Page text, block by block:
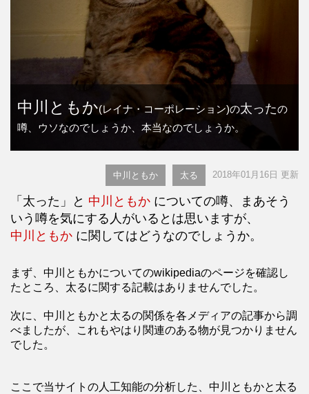
中川ともか(レイナ・コーポレーション)の太ったの
噂、ウソなのでしょうか、本当なのでしょうか。
中川ともか 太る 2018年01月16日 更新
「太った」と 中川ともか についての噂、まあそう
いう噂を気にする人がいるとは思いますが、
中川ともか に関してはどうなのでしょうか。
まず、中川ともかについてのwikipediaのページを確認し
たところ、太るに関する記載はありませんでした。
次に、中川ともかと太るの関係を各メディアの記事から調
べましたが、これもやはり関連のある物が見つかりません
でした。
ここで当サイトの人工知能の分析した、中川ともかと太る